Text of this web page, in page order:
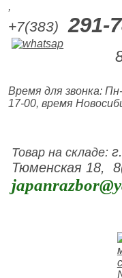
,
+7(383) 291-
Время для звонка:
17-00, время
Товар на складе:
Тюменская 18,